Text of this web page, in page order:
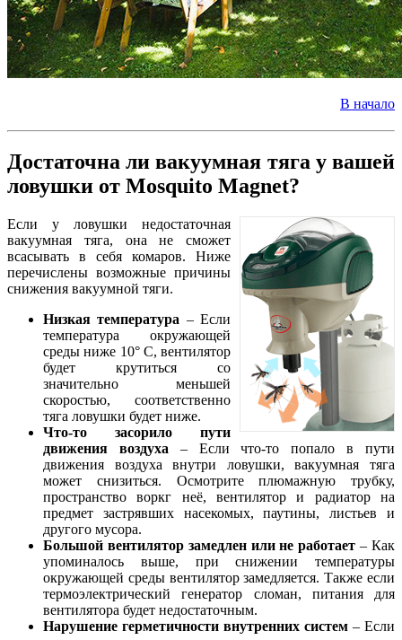
В начало
Достаточна ли вакуумная тяга у вашей
ловушки от Mosquito Magnet?
Если у ловушки недостаточная
вакуумная тяга, она не сможет
всасывать в себя комаров. Ниже
перечислены возможные причины
снижения вакуумной тяги.
Низкая температура – Если
температура окружающей
среды ниже 10° С, вентилятор
будет крутиться со
значительно меньшей
скоростью, соответственно
тяга ловушки будет ниже.
Что-то засорило пути
движения воздуха – Если что-то попало в пути
движения воздуха внутри ловушки, вакуумная тяга
может снизиться. Осмотрите плюмажную трубку,
пространство воркг неё, вентилятор и радиатор на
предмет застрявших насекомых, паутины, листьев и
другого мусора.
Большой вентилятор замедлен или не работает – Как
упоминалось выше, при снижении температуры
окружающей среды вентилятор замедляется. Также если
термоэлектрический генератор сломан, питания для
вентилятора будет недостаточным.
Нарушение герметичности внутренних систем – Если